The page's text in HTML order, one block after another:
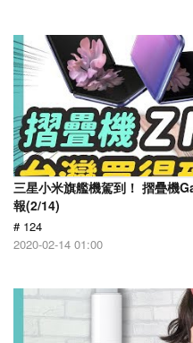
三星小米旗艦機駕到！ 摺疊機
報(2/14)
# 124
2020-02-14 01:00